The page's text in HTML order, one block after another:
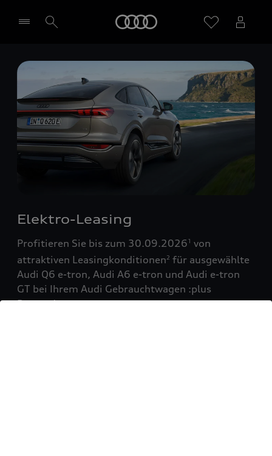
Händler wählen
Elektro-Leasing
Profitieren Sie bis zum 30.09.20261 von
attraktiven Leasingkonditionen2 für ausgewählte
Audi Q6 e-tron, Audi A6 e-tron und Audi e-tron
GT bei Ihrem Audi Gebrauchtwagen :plus
Partner!